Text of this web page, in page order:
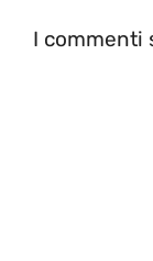
I commenti